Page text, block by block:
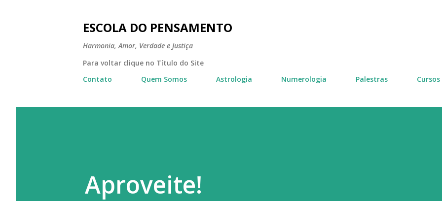
ESCOLA DO PENSAMENTO
Harmonia, Amor, Verdade e Justiça
Para voltar clique no Título do Site
Contato
Quem Somos Astrologia Numerologia Palestras Cursos
Aproveite!